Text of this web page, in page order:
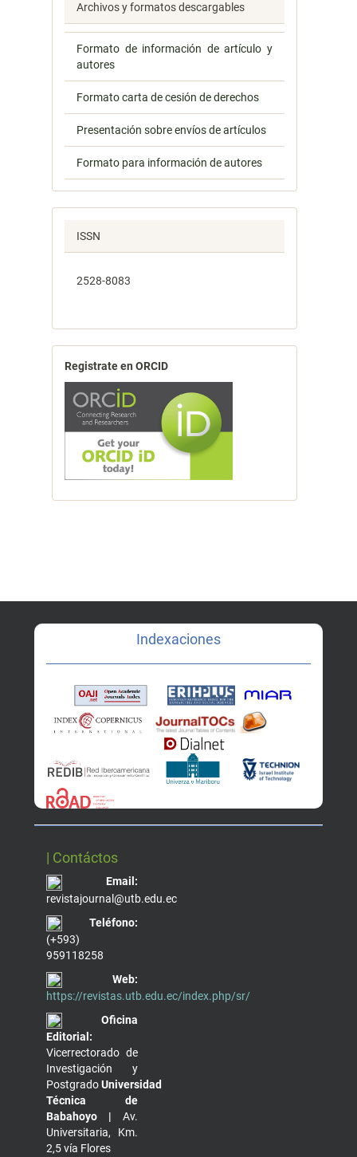
Archivos y formatos descargables
Formato de información de artículo y
autores
Formato carta de cesión de derechos
Presentación sobre envíos de artículos
Formato para información de autores
ISSN
2528-8083
Registrate en ORCID
Indexaciones
| Contáctos
Email:
revistajournal@utb.edu.ec
Teléfono:
(+593)
959118258
Web:
https://revistas.utb.edu.ec/index.php/sr/
Oficina
Editorial:
Vicerrectorado de
Investigación y
PostgradoUniversidad
Técnica de
Babahoyo | Av.
Universitaria, Km.
2,5 vía Flores